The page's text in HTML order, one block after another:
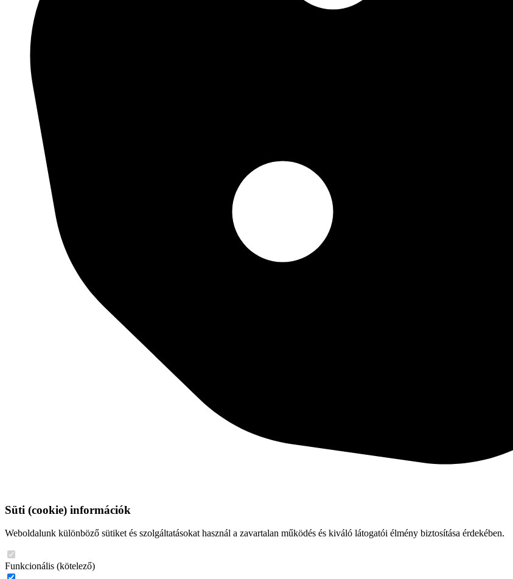
Süti (cookie) információk
Weboldalunk különböző sütiket és szolgáltatásokat használ a zavartalan működés és kiváló látogatói élmény biztosítása érdekében.
Funkcionális (kötelező)